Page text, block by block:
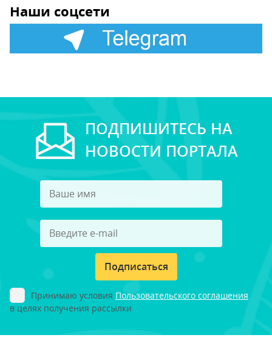
Наши соцсети
ПОДПИШИТЕСЬ НА
НОВОСТИ ПОРТАЛА
Подписаться
Принимаю условия Пользовательского соглашения
в целях получения рассылки